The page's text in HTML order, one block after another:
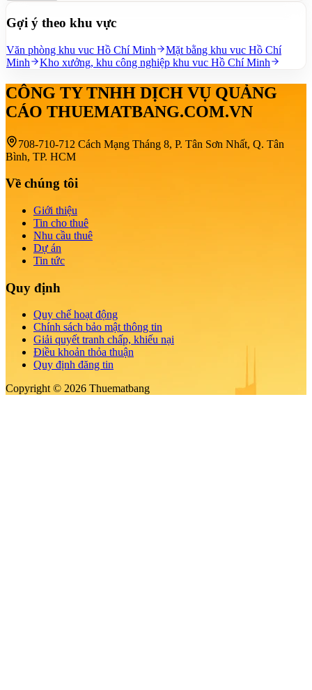
Gợi ý theo khu vực
Văn phòng khu vuc Hồ Chí Minh
Mặt bằng khu vuc Hồ Chí
Minh
Kho xưởng, khu công nghiệp khu vuc Hồ Chí Minh
CÔNG TY TNHH DỊCH VỤ QUẢNG
CÁO THUEMATBANG.COM.VN
708-710-712 Cách Mạng Tháng 8, P. Tân Sơn Nhất, Q. Tân
Bình, TP. HCM
Về chúng tôi
Giới thiệu
Tin cho thuê
Nhu cầu thuê
Dự án
Tin tức
Quy định
Quy chế hoạt động
Chính sách bảo mật thông tin
Giải quyết tranh chấp, khiếu nại
Điều khoản thỏa thuận
Quy định đăng tin
Copyright © 2026 Thuematbang